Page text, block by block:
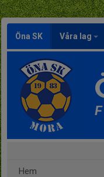
Öna SK Våra lag
Hem